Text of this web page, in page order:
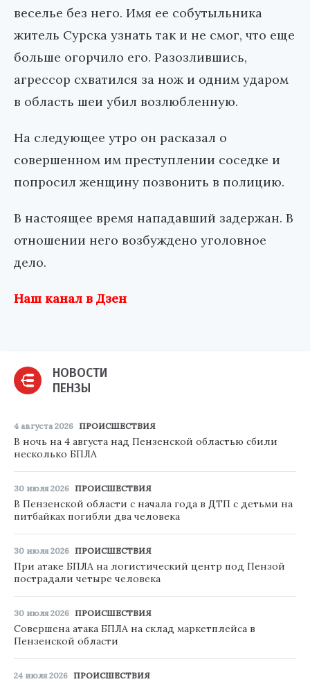
веселье без него. Имя ее собутыльника
житель Сурска узнать так и не смог, что еще
больше огорчило его. Разозлившись,
агрессор схватился за нож и одним ударом
в область шеи убил возлюбленную.
На следующее утро он расказал о
совершенном им преступлении соседке и
попросил женщину позвонить в полицию.
В настоящее время нападавший задержан. В
отношении него возбуждено уголовное
дело.
Наш канал в Дзен
НОВОСТИ
ПЕНЗЫ
4 августа 2026 ПРОИСШЕСТВИЯ
В ночь на 4 августа над Пензенской областью сбили
несколько БПЛА
30 июля 2026 ПРОИСШЕСТВИЯ
В Пензенской области с начала года в ДТП с детьми на
питбайках погибли два человека
30 июля 2026 ПРОИСШЕСТВИЯ
При атаке БПЛА на логистический центр под Пензой
пострадали четыре человека
30 июля 2026 ПРОИСШЕСТВИЯ
Совершена атака БПЛА на склад маркетплейса в
Пензенской области
24 июля 2026 ПРОИСШЕСТВИЯ